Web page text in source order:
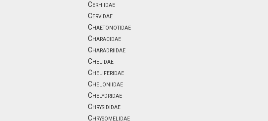
Cerhiidae
Cervidae
Chaetonotidae
Characidae
Charadriidae
Chelidae
Cheliferidae
Cheloniidae
Chelydridae
Chrysididae
Chrysomelidae